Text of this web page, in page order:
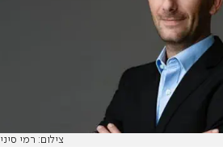
צילום: רמי סיני